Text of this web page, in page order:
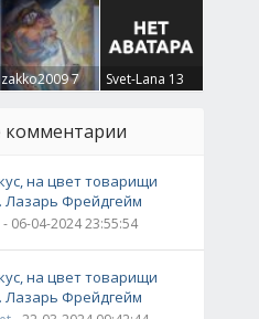
zakko20097 Svet-Lana 13
комментарии
на цвет товарищи
Лазарь Фрейдгейм
- 06-04-2024 23:55:54
на цвет товарищи
Лазарь Фрейдгейм